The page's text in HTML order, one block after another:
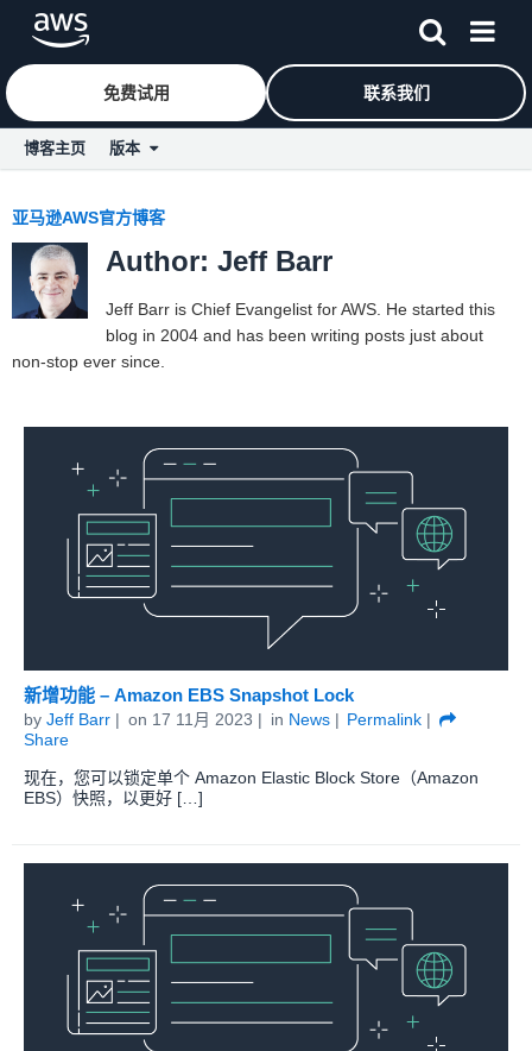
Skip to Main Content
免费试用 联系我们
博客主页 版本
亚马逊AWS官方博客
Author: Jeff Barr
Jeff Barr is Chief Evangelist for AWS. He started this
blog in 2004 and has been writing posts just about
non-stop ever since.
新增功能 – Amazon EBS Snapshot Lock
by Jeff Barr on 17 11月 2023 in News
Permalink
Share
现在，您可以锁定单个 Amazon Elastic Block Store（Amazon
EBS）快照，以更好 […]